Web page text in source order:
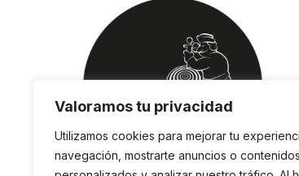
Valoramos tu privacidad
Utilizamos cookies para mejorar tu
navegación, mostrarte anuncios o contenidos